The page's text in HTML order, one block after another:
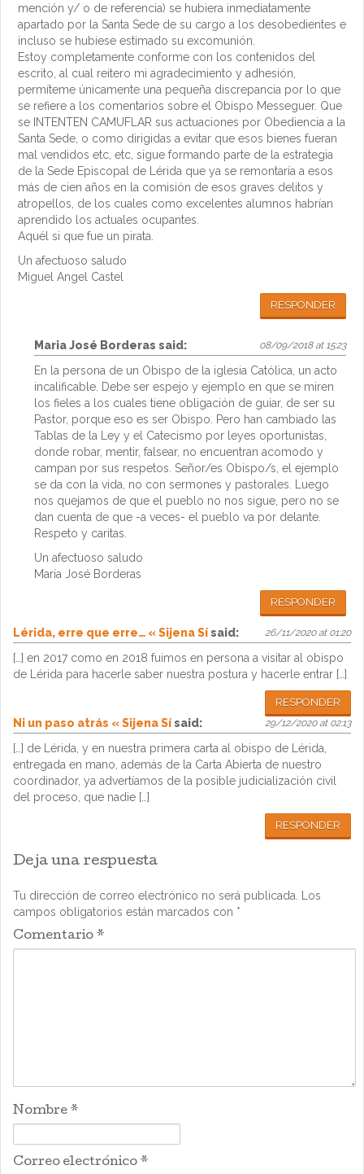
mención y/ o de referencia) se hubiera inmediatamente
apartado por la Santa Sede de su cargo a los desobedientes e
incluso se hubiese estimado su excomunión.
Estoy completamente conforme con los contenidos del
escrito, al cual reitero mi agradecimiento y adhesión,
permíteme únicamente una pequeña discrepancia por lo que
se refiere a los comentarios sobre el Obispo Messeguer. Que
se INTENTEN CAMUFLAR sus actuaciones por Obediencia a la
Santa Sede, o como dirigidas a evitar que esos bienes fueran
mal vendidos etc, etc, sigue formando parte de la estrategia
de la Sede Episcopal de Lérida que ya se remontaría a esos
más de cien años en la comisión de esos graves delitos y
atropellos, de los cuales como excelentes alumnos habrían
aprendido los actuales ocupantes.
Aquél si que fue un pirata.
Un afectuoso saludo
Miguel Angel Castel
RESPONDER
Maria José Borderas said: 08/09/2018 at 15:23
En la persona de un Obispo de la iglesia Católica, un acto
incalificable. Debe ser espejo y ejemplo en que se miren
los fieles a los cuales tiene obligación de guiar, de ser su
Pastor, porque eso es ser Obispo. Pero han cambiado las
Tablas de la Ley y el Catecismo por leyes oportunistas,
donde robar, mentir, falsear, no encuentran acomodo y
campan por sus respetos. Señor/es Obispo/s, el ejemplo
se da con la vida, no con sermones y pastorales. Luego
nos quejamos de que el pueblo no nos sigue, pero no se
dan cuenta de que -a veces- el pueblo va por delante.
Respeto y caritas.
Un afectuoso saludo
María José Borderas
RESPONDER
Lérida, erre que erre… « Sijena Sísaid: 26/11/2020 at 01:20
[…] en 2017 como en 2018 fuimos en persona a visitar al obispo
de Lérida para hacerle saber nuestra postura y hacerle entrar […]
RESPONDER
Ni un paso atrás « Sijena Sísaid: 29/12/2020 at 02:13
[…] de Lérida, y en nuestra primera carta al obispo de Lérida,
entregada en mano, además de la Carta Abierta de nuestro
coordinador, ya advertíamos de la posible judicialización civil
del proceso, que nadie […]
RESPONDER
Deja una respuesta
Tu dirección de correo electrónico no será publicada. Los
campos obligatorios están marcados con *
Comentario *
Nombre *
Correo electrónico *